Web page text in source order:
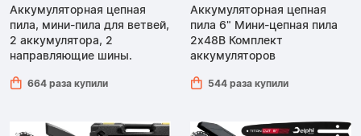
Аккумуляторная цепная
пила, мини-пила для ветвей,
2 аккумулятора, 2
направляющие шины.
664 раза купили
Аккумуляторная цепная
пила 6" Мини-цепная пила
2x48В Комплект
аккумуляторов
544 раза купили